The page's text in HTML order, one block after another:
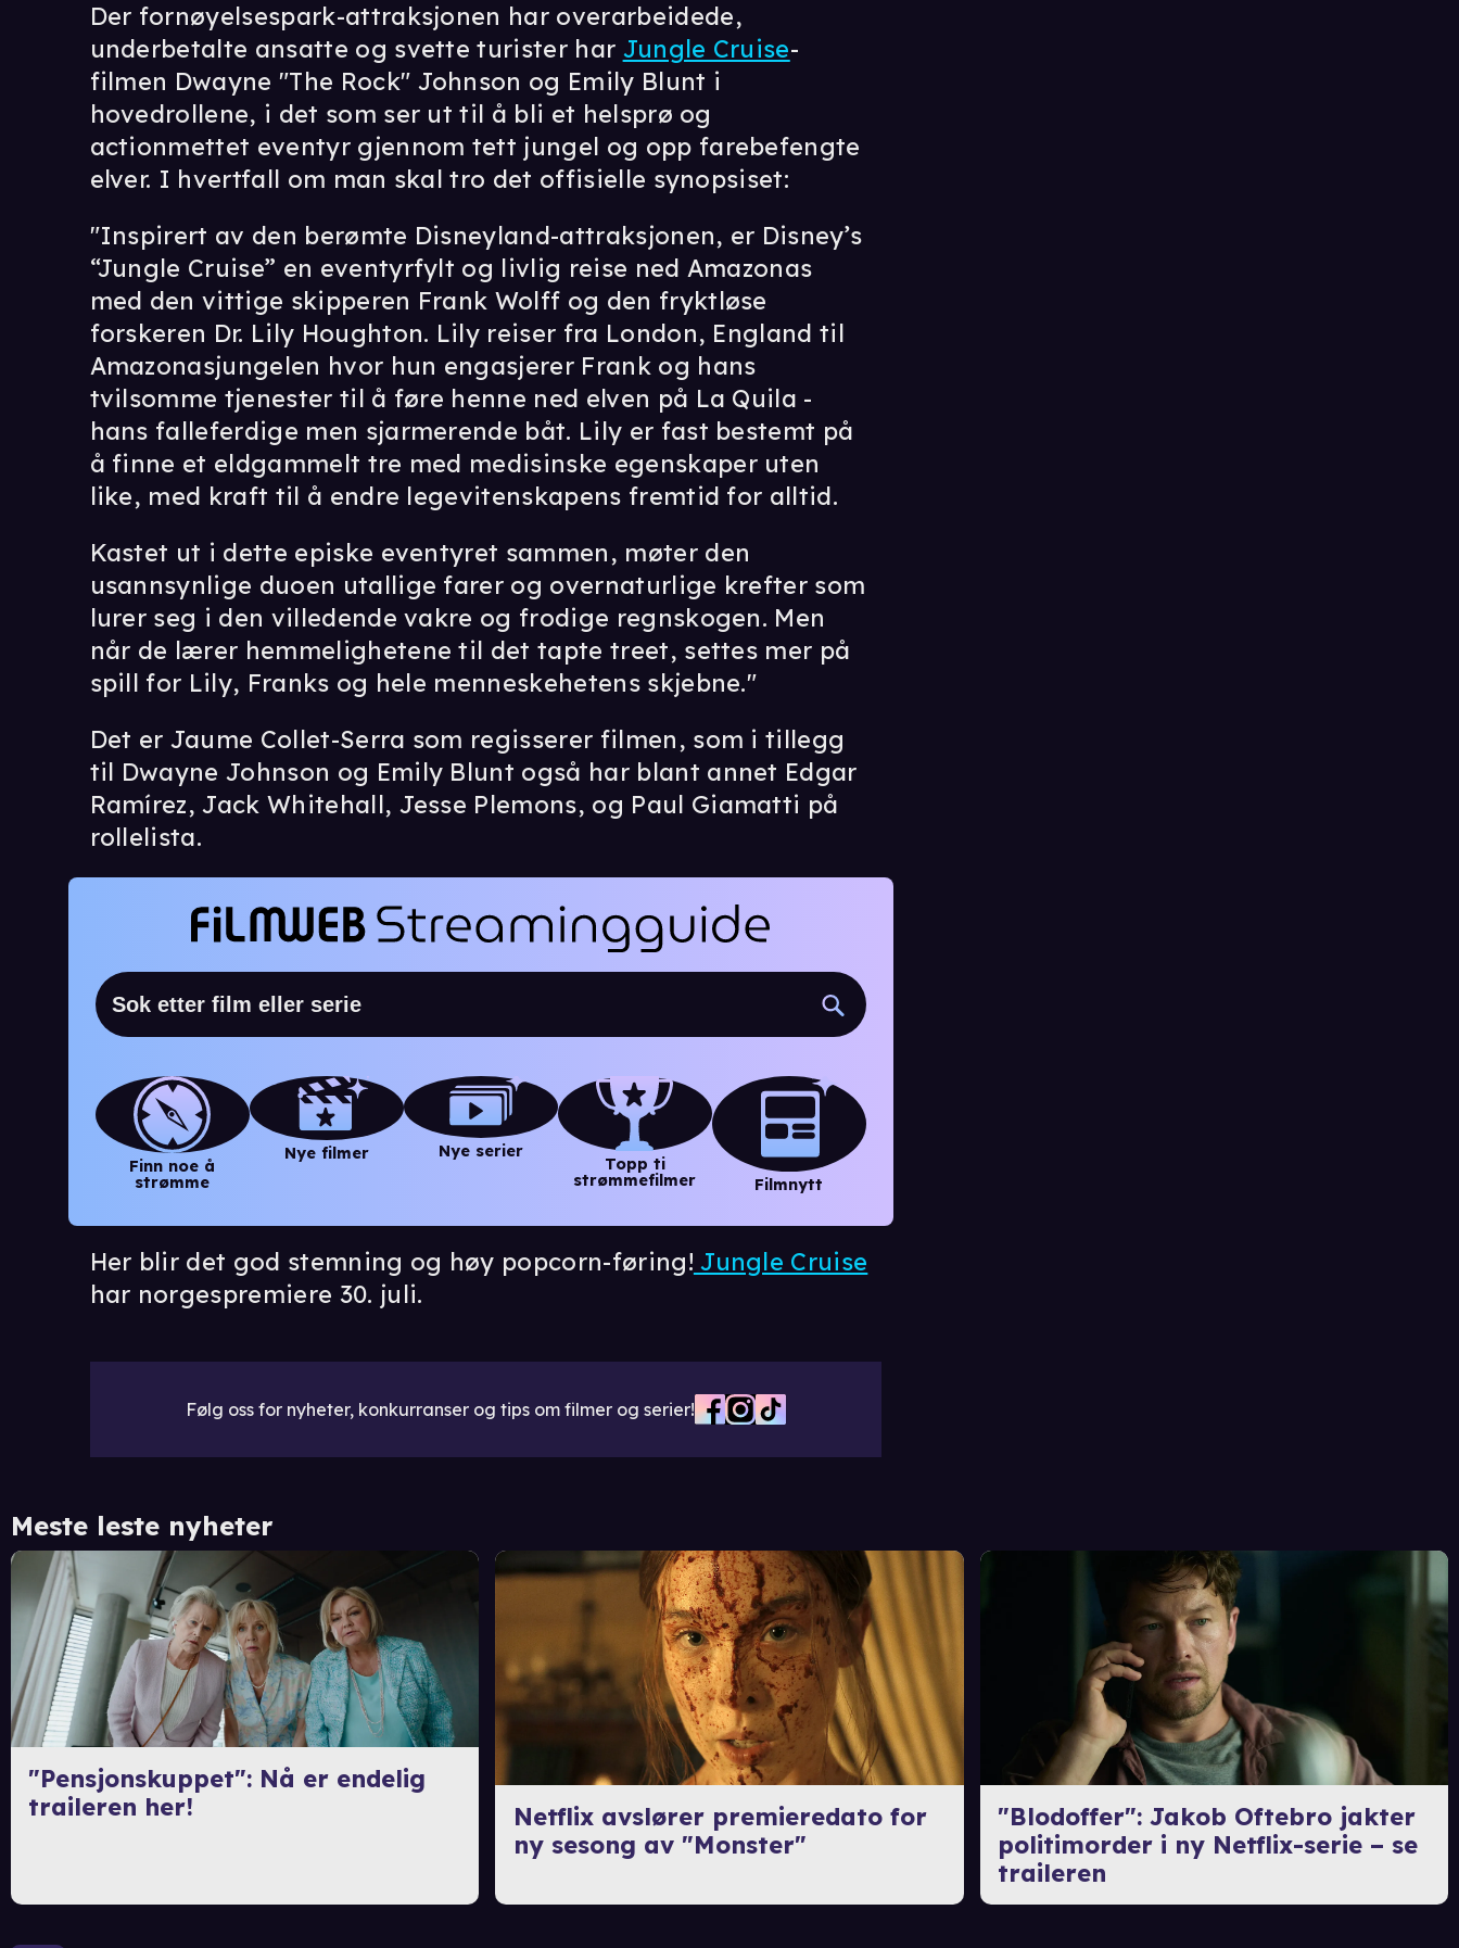
Der fornøyelsespark-attraksjonen har overarbeidede,
underbetalte ansatte og svette turister har Jungle Cruise-
filmen Dwayne "The Rock" Johnson og Emily Blunt i
hovedrollene, i det som ser ut til å bli et helsprø og
actionmettet eventyr gjennom tett jungel og opp farebefengte
elver. I hvertfall om man skal tro det offisielle synopsiset:
"Inspirert av den berømte Disneyland-attraksjonen, er Disney’s
“Jungle Cruise” en eventyrfylt og livlig reise ned Amazonas
med den vittige skipperen Frank Wolff og den fryktløse
forskeren Dr. Lily Houghton. Lily reiser fra London, England til
Amazonasjungelen hvor hun engasjerer Frank og hans
tvilsomme tjenester til å føre henne ned elven på La Quila -
hans falleferdige men sjarmerende båt. Lily er fast bestemt på
å finne et eldgammelt tre med medisinske egenskaper uten
like, med kraft til å endre legevitenskapens fremtid for alltid.
Kastet ut i dette episke eventyret sammen, møter den
usannsynlige duoen utallige farer og overnaturlige krefter som
lurer seg i den villedende vakre og frodige regnskogen. Men
når de lærer hemmelighetene til det tapte treet, settes mer på
spill for Lily, Franks og hele menneskehetens skjebne."
Det er Jaume Collet-Serra som regisserer filmen, som i tillegg
til Dwayne Johnson og Emily Blunt også har blant annet Edgar
Ramírez, Jack Whitehall, Jesse Plemons, og Paul Giamatti på
rollelista.
Finn noe å
strømme
Nye filmer Nye serier
Topp ti
strømmefilmer
Filmnytt
Her blir det god stemning og høy popcorn-føring! Jungle Cruise
har norgespremiere 30. juli.
Følg oss for nyheter, konkurranser og tips om filmer og serier!
Meste leste nyheter
"Pensjonskuppet": Nå er endelig
traileren her!
Netflix avslører premieredato for
ny sesong av "Monster"
"Blodoffer": Jakob Oftebro jakter
politimorder i ny Netflix-serie – se
traileren